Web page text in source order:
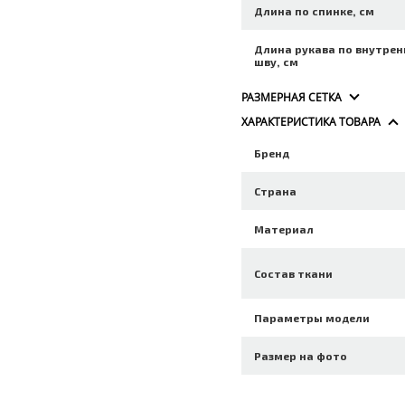
Длина по спинке, см
Длина рукава по
шву, см
РАЗМЕРНАЯ СЕТКА
ХАРАКТЕРИСТИКА ТОВАРА
Бренд
Страна
Материал
Состав ткани
Параметры модели
Размер на фото